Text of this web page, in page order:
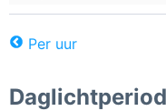
Per uur